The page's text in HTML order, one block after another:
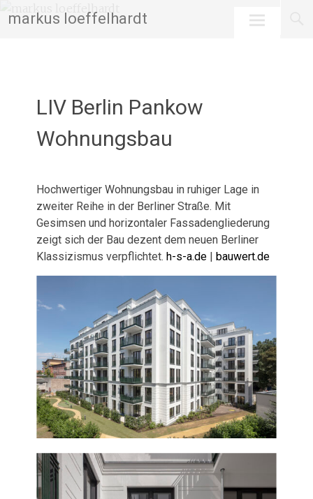
tomarkus loeffelhardt
LIV Berlin Pankow
Wohnungsbau
Hochwertiger Wohnungsbau in ruhiger Lage in
zweiter Reihe in der Berliner Straße. Mit
Gesimsen und horizontaler Fassadengliederung
zeigt sich der Bau dezent dem neuen Berliner
Klassizismus verpflichtet.h-s-a.de |bauwert.de